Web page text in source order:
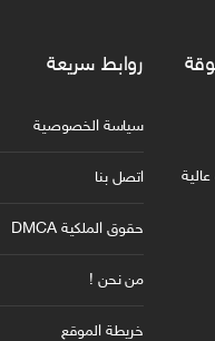
روابط سريعة
سياسة الخصوصية
اتصل بنا
حقوق الملكية DMCA
من نحن !
خريطة الموقع